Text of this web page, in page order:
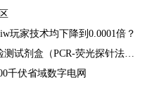
玩家技术均下降到0.0001倍？
荧光探针法）”的医疗器械注册证
千伏省域数字电网